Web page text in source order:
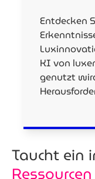
Entdecken
KI von
genutzt
Taucht ein